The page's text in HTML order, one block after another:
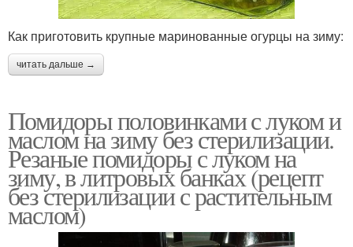
Как приготовить крупные маринованные огурцы на зиму:
читать дальше →
Помидоры половинками с луком и
маслом на зиму без стерилизации.
Резаные помидоры с луком на
зиму, в литровых банках (рецепт
без стерилизации с растительным
маслом)